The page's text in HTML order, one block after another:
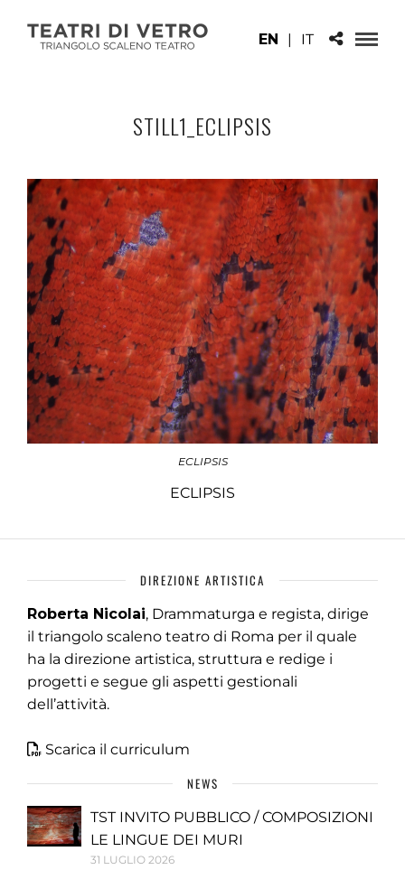
EN | IT
STILL1_ECLIPSIS
ECLIPSIS
ECLIPSIS
DIREZIONE ARTISTICA
Roberta Nicolai, Drammaturga e regista, dirige
il triangolo scaleno teatro di Roma per il quale
ha la direzione artistica, struttura e redige i
progetti e segue gli aspetti gestionali
dell’attività.
Scarica il curriculum
NEWS
TST INVITO PUBBLICO / COMPOSIZIONI
LE LINGUE DEI MURI
31 LUGLIO 2026